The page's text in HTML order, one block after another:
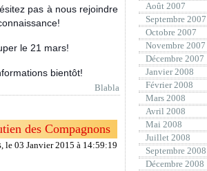
pas à nous rejoindre
le 21 mars!
bientôt!
Blabla
des Compagnons
, le 03 Janvier 2015 à 14:59:19
Août 2007
Septembre 2007
Octobre 2007
Novembre 2007
Décembre 2007
Janvier 2008
Février 2008
Mars 2008
Avril 2008
Mai 2008
Juillet 2008
Septembre 2008
Décembre 2008